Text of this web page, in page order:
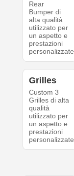
Rear
Bumper di
alta qualità
utilizzato per
un aspetto e
prestazioni
personalizzate.
Grilles
Custom 3
Grilles di alta
qualità
utilizzato per
un aspetto e
prestazioni
personalizzate.